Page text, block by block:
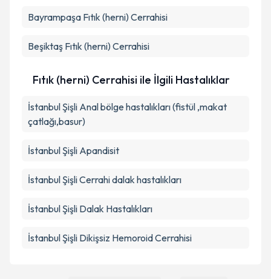
Bayrampaşa Fıtık (herni) Cerrahisi
Beşiktaş Fıtık (herni) Cerrahisi
Fıtık (herni) Cerrahisi ile İlgili Hastalıklar
İstanbul Şişli Anal bölge hastalıkları (fistül ,makat
çatlağı,basur)
İstanbul Şişli Apandisit
İstanbul Şişli Cerrahi dalak hastalıkları
İstanbul Şişli Dalak Hastalıkları
İstanbul Şişli Dikişsiz Hemoroid Cerrahisi